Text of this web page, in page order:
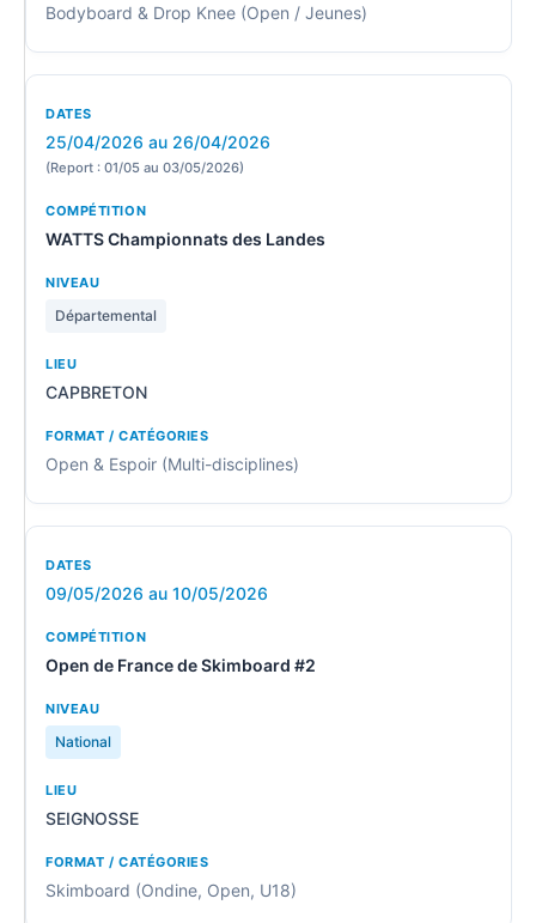
Bodyboard & Drop Knee (Open / Jeunes)
25/04/2026 au 26/04/2026
(Report : 01/05 au 03/05/2026)
WATTS Championnats des Landes
Départemental
CAPBRETON
Open & Espoir (Multi-disciplines)
09/05/2026 au 10/05/2026
Open de France de Skimboard #2
National
SEIGNOSSE
Skimboard (Ondine, Open, U18)